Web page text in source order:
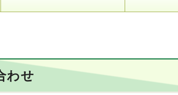
わせ